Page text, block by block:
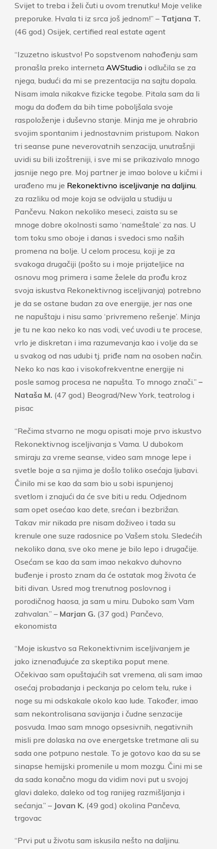
Svijet to treba i želi čuti u ovom trenutku! Moje velike
preporuke. Hvala ti iz srca još jednom!” – Tatjana T.
(46 god.) Osijek, certified real estate agent
“Izuzetno iskustvo! Po sopstvenom nahođenju sam
pronašla preko interneta AWStudio i odlučila se za
njega, budući da mi se prezentacija na sajtu dopala.
Nisam imala nikakve fizicke tegobe. Pitala sam da li
mogu da dođem da bih time poboljšala svoje
raspoloženje i duševno stanje. Minja me je ohrabrio
svojim spontanim i jednostavnim pristupom. Nakon
tri seanse pune neverovatnih senzacija, unutrašnji
uvidi su bili izoštreniji, i sve mi se prikazivalo mnogo
jasnije nego pre. Moj partner je imao bolove u kičmi i
urađeno mu je Rekonektivno isceljivanje na daljinu,
za razliku od moje koja se odvijala u studiju u
Pančevu. Nakon nekoliko meseci, zaista su se
mnoge dobre okolnosti samo ‘nameštale’ za nas. U
tom toku smo oboje i danas i svedoci smo naših
promena na bolje. U celom procesu, koji je za
svakoga drugačiji (pošto su i moje prijateljice na
osnovu mog primera i same želele da prođu kroz
svoja iskustva Rekonektivnog isceljivanja) potrebno
je da se ostane budan za ove energije, jer nas one
ne napuštaju i nisu samo ‘privremeno rešenje’. Minja
je tu ne kao neko ko nas vodi, već uvodi u te procese,
vrlo je diskretan i ima razumevanja kao i volje da se
u svakog od nas udubi tj. priđe nam na osoben način.
Neko ko nas kao i visokofrekventne energije ni
posle samog procesa ne napušta. To mnogo znači.” –
Nataša M. (47 god.) Beograd/New York, teatrolog i
pisac
“Rečima stvarno ne mogu opisati moje prvo iskustvo
Rekonektivnog isceljivanja s Vama. U dubokom
smiraju za vreme seanse, video sam mnoge lepe i
svetle boje a sa njima je došlo toliko osećaja ljubavi.
Činilo mi se kao da sam bio u sobi ispunjenoj
svetlom i znajući da će sve biti u redu. Odjednom
sam opet osećao kao dete, srećan i bezbrižan.
Takav mir nikada pre nisam doživeo i tada su
krenule one suze radosnice po Vašem stolu. Sledećih
nekoliko dana, sve oko mene je bilo lepo i drugačije.
Osećam se kao da sam imao nekakvo duhovno
buđenje i prosto znam da će ostatak mog života će
biti divan. Usred mog trenutnog poslovnog i
porodičnog haosa, ja sam u miru. Duboko sam Vam
zahvalan.” – Marjan G. (37 god.) Pančevo,
ekonomista
“Moje iskustvo sa Rekonektivnim isceljivanjem je
jako iznenađujuće za skeptika poput mene.
Očekivao sam opuštajućih sat vremena, ali sam imao
osećaj probadanja i peckanja po celom telu, ruke i
noge su mi odskakale okolo kao lude. Također, imao
sam nekontrolisana savijanja i čudne senzacije
posvuda. Imao sam mnogo opsesivnih, negativnih
misli pre dolaska na ove energetske tretmane ali su
sada one potpuno nestale. To je gotovo kao da su se
sinapse hemijski promenile u mom mozgu. Čini mi se
da sada konačno mogu da vidim novi put u svojoj
glavi daleko, daleko od tog ranijeg razmišljanja i
sećanja.” – Jovan K. (49 god.) okolina Pančeva,
trgovac
“Prvi put u životu sam iskusila nešto na daljinu.